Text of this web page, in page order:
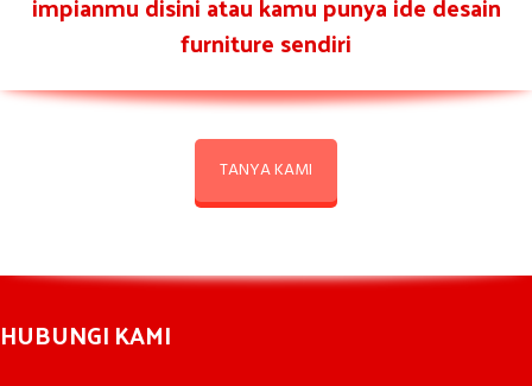
furniture sendiri
TANYA KAMI
HUBUNGI KAMI